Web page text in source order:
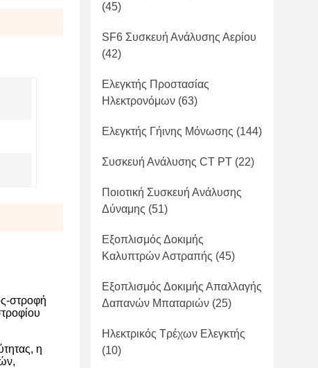
στροφή
η
(45)
SF6 Συσκευή Ανάλυσης Αερίου
(42)
Ελεγκτής Προστασίας
Ηλεκτρονόμων (63)
Ελεγκτής Γήινης Μόνωσης (144)
Συσκευή Ανάλυσης CT PT (22)
Ποιοτική Συσκευή Ανάλυσης
Δύναμης (51)
Εξοπλισμός Δοκιμής
Καλυπτρών Αστραπής (45)
Εξοπλισμός Δοκιμής Απαλλαγής
Δαπανών Μπαταριών (25)
Ηλεκτρικός Τρέχων Ελεγκτής
(10)